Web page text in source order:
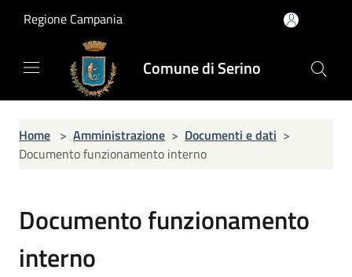
Regione Campania
Comune di Serino
Home > Amministrazione > Documenti e dati >
Documento funzionamento interno
Documento funzionamento
interno